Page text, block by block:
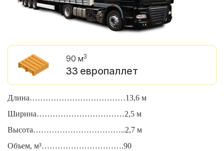
90 м3
33 европаллет
Длина………………………………13,6 м
Ширина……………………………2,5 м
Высота……………………………..2,7 м
Объем, м³………………………….90